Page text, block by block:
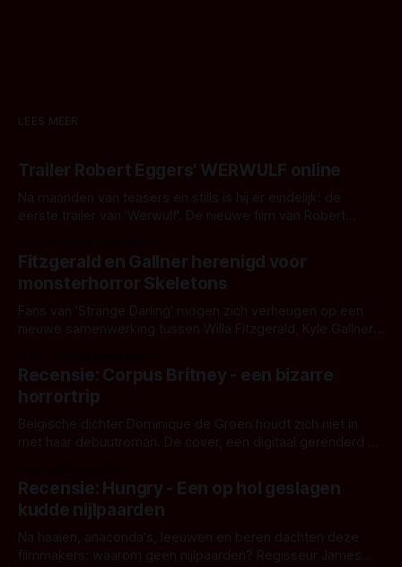
LEES MEER
Trailer Robert Eggers' WERWULF online
Na maanden van teasers en stills is hij er eindelijk: de
eerste trailer van 'Werwulf'. De nieuwe film van Robert
kille stijl vol folklore en mythe. Het topic deze keer is (kon
het het al raden?)... de weerwolf. Kijk je mee?
Fitzgerald en Gallner herenigd voor
monsterhorror Skeletons
Fans van 'Strange Darling' mogen zich verheugen op een
nieuwe samenwerking tussen Willa Fitzgerald, Kyle Gallner
'Skeletons', een nieuwe creature feature waarvoor de
opnames zijn gestart in Australië.
Recensie: Corpus Britney - een bizarre
horrortrip
Belgische dichter Dominique de Groen houdt zich niet in
met haar debuutroman. De cover, een digitaal gerenderd en
achtergrond, belooft iets kleurrijks maar onheilspellends,
iets ongrijpbaars. En dat maakt De Groen met ieder woord
waar.
Recensie: Hungry - Een op hol geslagen
kudde nijlpaarden
Na haaien, anaconda's, leeuwen en beren dachten deze
filmmakers: waarom geen nijlpaarden? Regisseur James